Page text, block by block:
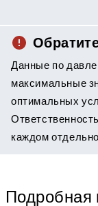
Данные по
максимальные
оптимальных
каждом